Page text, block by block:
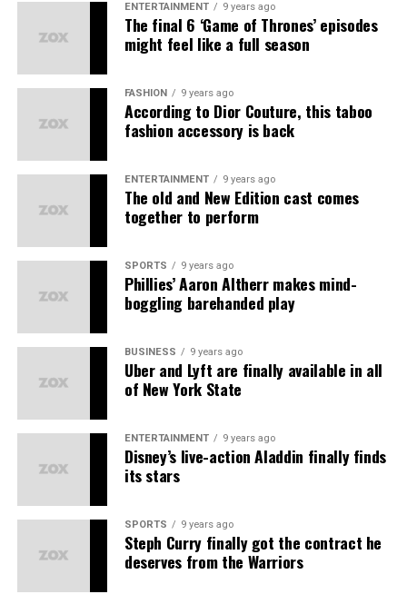
Nemo enim ipsam voluptatem quia voluptas sit
aspernatur aut odit aut fugit, sed quia consequuntur
magni dolores eos qui ratione voluptatem sequi
nesciunt.
Et harum quidem rerum facilis est et expedita distinctio.
cumquenihil impedit quo minus idquod maxime placeat
facere possimus, omnis voluptas assumenda est, omnis
dolor repellendus.
Nulla pariatur. Excepteur sint occaecat cupidatat non
proident, sunt in culpa qui officia deserunt mollit anim
id est laborum.
Sed ut perspiciatis unde omnis iste natus error sit
voluptatem accusantium doloremque laudantium,
totam rem aperiam, eaque ipsa quae ab illo inventore
explicabo.
ENTERTAINMENT 9 years ago
The final 6 ‘Game of Thrones’ episodes
might feel like a full season
FASHION 9 years ago
According to Dior Couture, this taboo
fashion accessory is back
ENTERTAINMENT 9 years ago
The old and New Edition cast comes
together to perform
SPORTS 9 years ago
Phillies’ Aaron Altherr makes mind-
boggling barehanded play
BUSINESS 9 years ago
Uber and Lyft are finally available in all
of New York State
ENTERTAINMENT 9 years ago
Disney’s live-action Aladdin finally finds
its stars
SPORTS 9 years ago
Steph Curry finally got the contract he
deserves from the Warriors